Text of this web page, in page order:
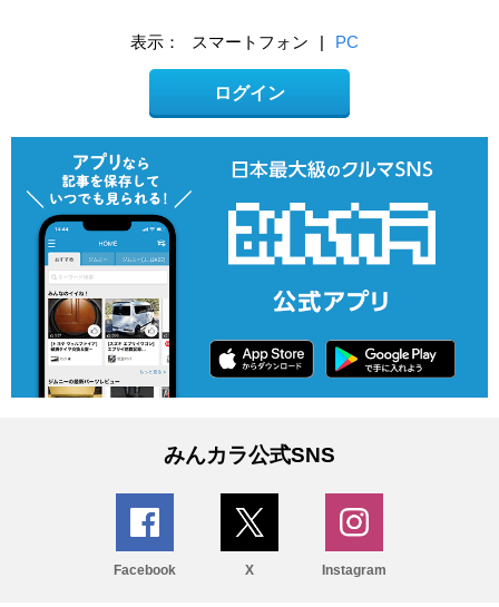
表示： スマートフォン | PC
ログイン
みんカラ公式SNS
Facebook X Instagram